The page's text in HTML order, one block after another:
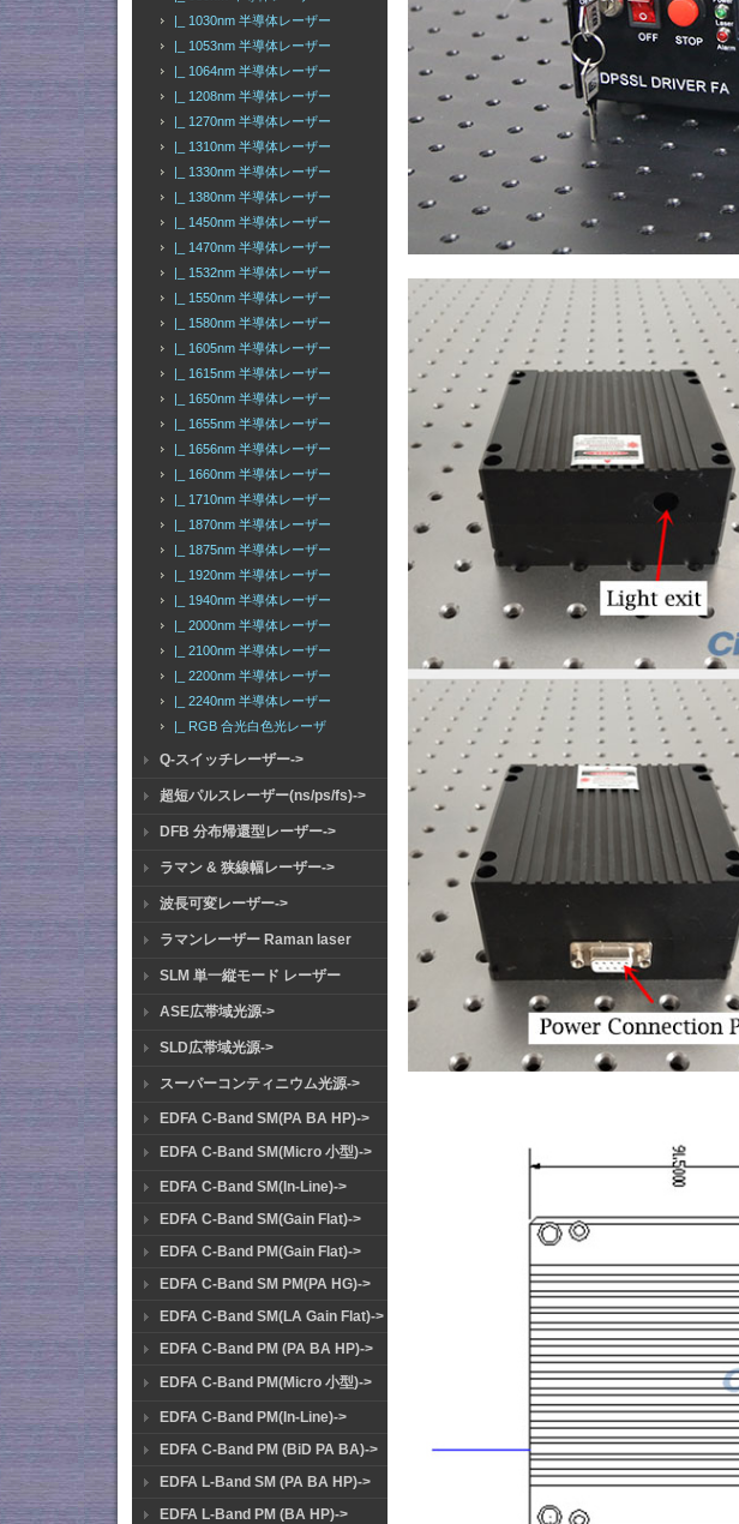
|_ 1030nm 半導体レーザー
|_ 1053nm 半導体レーザー
|_ 1064nm 半導体レーザー
|_ 1208nm 半導体レーザー
|_ 1270nm 半導体レーザー
|_ 1310nm 半導体レーザー
|_ 1330nm 半導体レーザー
|_ 1380nm 半導体レーザー
|_ 1450nm 半導体レーザー
|_ 1470nm 半導体レーザー
|_ 1532nm 半導体レーザー
|_ 1550nm 半導体レーザー
|_ 1580nm 半導体レーザー
|_ 1605nm 半導体レーザー
|_ 1615nm 半導体レーザー
|_ 1650nm 半導体レーザー
|_ 1655nm 半導体レーザー
|_ 1656nm 半導体レーザー
|_ 1660nm 半導体レーザー
|_ 1710nm 半導体レーザー
|_ 1870nm 半導体レーザー
|_ 1875nm 半導体レーザー
|_ 1920nm 半導体レーザー
|_ 1940nm 半導体レーザー
|_ 2000nm 半導体レーザー
|_ 2100nm 半導体レーザー
|_ 2200nm 半導体レーザー
|_ 2240nm 半導体レーザー
|_ RGB 合光白色光レーザ
Q-スイッチレーザー->
超短パルスレーザー(ns/ps/fs)->
DFB 分布帰還型レーザー->
ラマン & 狭線幅レーザー->
波長可変レーザー->
ラマンレーザー Raman laser
SLM 単一縦モード レーザー
ASE広帯域光源->
SLD広帯域光源->
スーパーコンティニウム光源->
EDFA C-Band SM(PA BA HP)->
EDFA C-Band SM(Micro 小型)->
EDFA C-Band SM(In-Line)->
EDFA C-Band SM(Gain Flat)->
EDFA C-Band PM(Gain Flat)->
EDFA C-Band SM PM(PA HG)->
EDFA C-Band SM(LA Gain Flat)->
EDFA C-Band PM (PA BA HP)->
EDFA C-Band PM(Micro 小型)->
EDFA C-Band PM(In-Line)->
EDFA C-Band PM (BiD PA BA)->
EDFA L-Band SM (PA BA HP)->
EDFA L-Band PM (BA HP)->